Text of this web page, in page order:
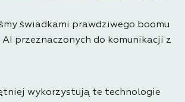
świadkami prawdziwego boomu
przeznaczonych do komunikacji z
wykorzystują te technologie